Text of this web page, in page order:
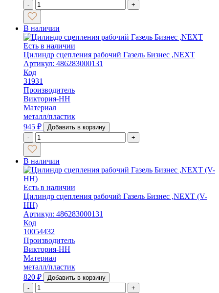
-
+
В наличии
Есть в наличии
Цилиндр сцепления рабочий Газель Бизнес ,NEXT
Артикул: 486283000131
Код
31931
Производитель
Виктория-НН
Материал
металл/пластик
945 ₽
Добавить в корзину
-
+
В наличии
Есть в наличии
Цилиндр сцепления рабочий Газель Бизнес ,NEXT (V-
HH)
Артикул: 486283000131
Код
10054432
Производитель
Виктория-НН
Материал
металл/пластик
820 ₽
Добавить в корзину
-
+